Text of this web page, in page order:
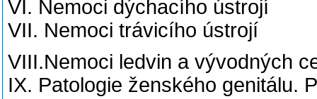
VI. Nemoci dýchacího ústrojí
VII. Nemoci trávicího ústrojí
VIII.Nemoci ledvin a vývodných
IX. Patologie ženského genitálu.